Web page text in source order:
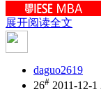
展开阅读全文
daguo2619
26# 2011-12-1